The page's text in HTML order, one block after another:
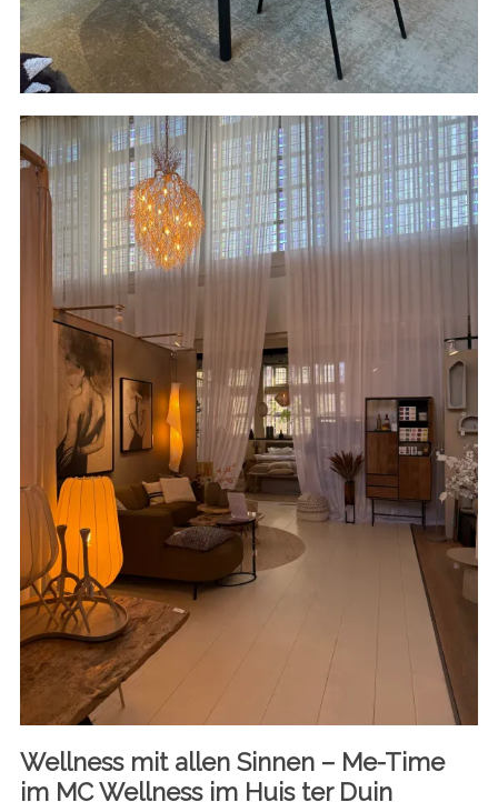
Wellness mit allen Sinnen – Me-Time
im MC Wellness im Huis ter Duin